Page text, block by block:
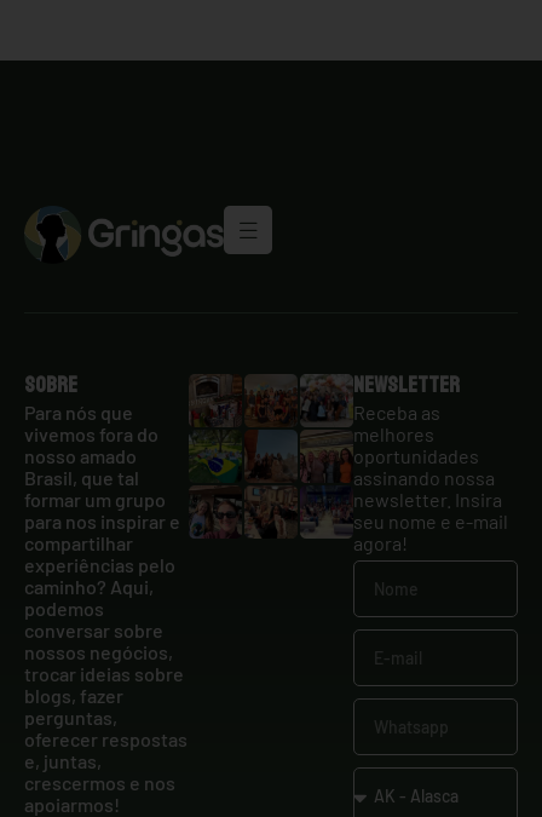
Sobre
Para nós que
vivemos fora do
nosso amado
Brasil, que tal
formar um grupo
para nos inspirar e
compartilhar
experiências pelo
caminho? Aqui,
podemos
conversar sobre
nossos negócios,
trocar ideias sobre
blogs, fazer
perguntas,
oferecer respostas
e, juntas,
crescermos e nos
apoiarmos!
Newsletter
Receba as
melhores
oportunidades
assinando nossa
newsletter. Insira
seu nome e e-mail
agora!